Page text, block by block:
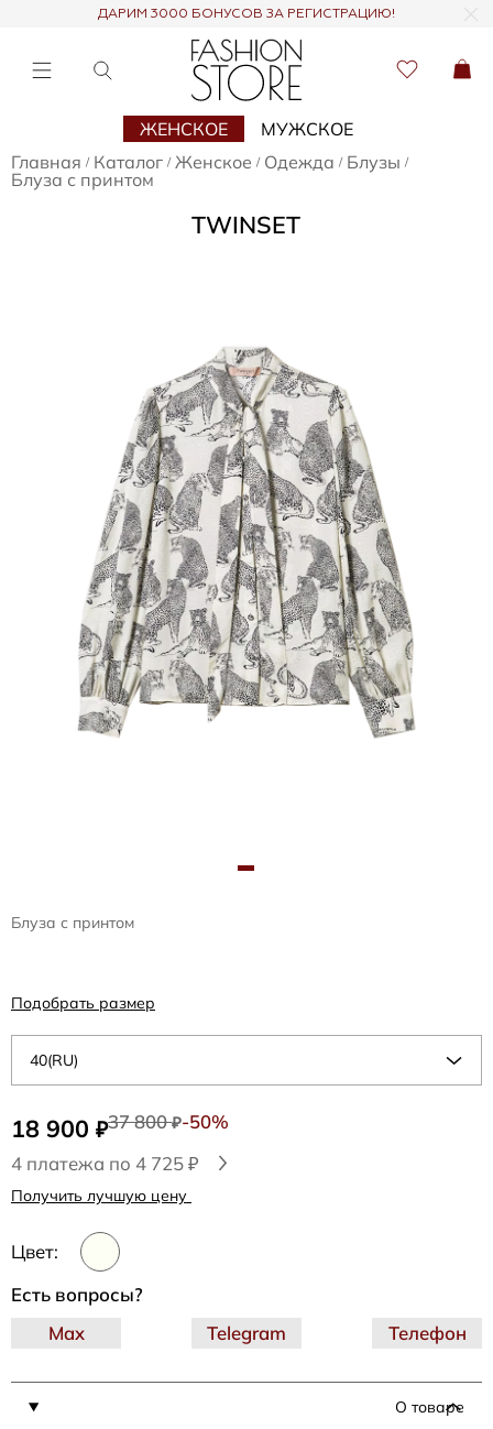
ДАРИМ 3000 БОНУСОВ ЗА РЕГИСТРАЦИЮ!
ЖЕНСКОЕ
МУЖСКОЕ
Главная / Каталог / Женское / Одежда / Блузы /
Блуза с принтом
TWINSET
Блуза с принтом
18 900 ₽37 800₽-50%
4 платежа по 4 725 ₽
Получить лучшую цену
Цвет:
40(RU)
Подобрать размер
О товаре
Есть вопросы?
Telegram
Max Телефон